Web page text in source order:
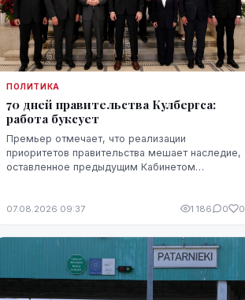
ПОЛИТИКА
70 дней правительства Кулбергса:
работа буксует
Премьер отмечает, что реализации
приоритетов правительства мешает наследие,
оставленное предыдущим Кабинетом
ожидает более стремительного прогресса.
07.08.2026 09:37 1 186 0 0